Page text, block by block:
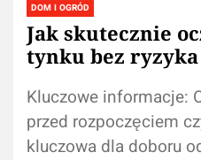
DOM I OGRÓD
Jak skutecznie
tynku bez
Kluczowe informacje:
przed rozpoczęciem
kluczowa dla doboru